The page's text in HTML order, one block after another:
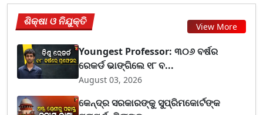
ଶିକ୍ଷା ଓ ନିଯୁକ୍ତି View More
Youngest Professor: ୩୦୬ ବର୍ଷର
ରେକର୍ଡ ଭାଙ୍ଗିଲେ ୧୮ ବ...
August 03, 2026
କେନ୍ଦ୍ର ସରକାରଙ୍କୁ ସୁପ୍ରିମକୋର୍ଟଙ୍କ